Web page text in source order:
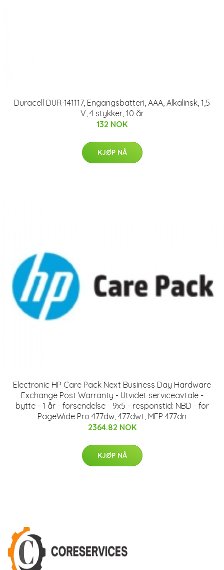
Duracell DUR-141117, Engangsbatteri, AAA, Alkalinsk, 1,5
V, 4 stykker, 10 år
132 NOK
KJØP NÅ
Electronic HP Care Pack Next Business Day Hardware
Exchange Post Warranty - Utvidet serviceavtale -
bytte - 1 år - forsendelse - 9x5 - responstid: NBD - for
PageWide Pro 477dw, 477dwt, MFP 477dn
2364.82 NOK
KJØP NÅ